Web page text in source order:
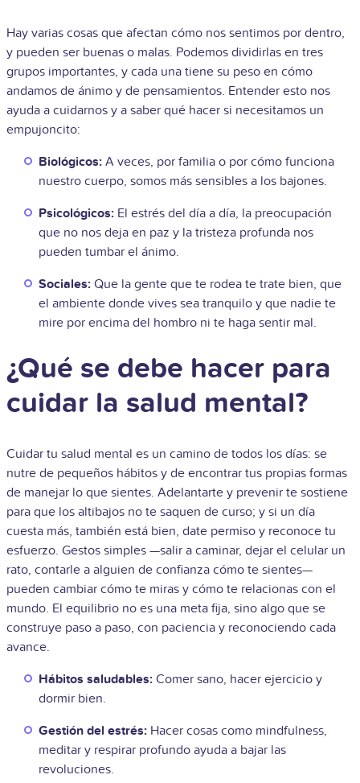
Hay varias cosas que afectan cómo nos sentimos por dentro,
y pueden ser buenas o malas. Podemos dividirlas en tres
grupos importantes, y cada una tiene su peso en cómo
andamos de ánimo y de pensamientos. Entender esto nos
ayuda a cuidarnos y a saber qué hacer si necesitamos un
empujoncito:
Biológicos: A veces, por familia o por cómo funciona
nuestro cuerpo, somos más sensibles a los bajones.
Psicológicos: El estrés del día a día, la preocupación
que no nos deja en paz y la tristeza profunda nos
pueden tumbar el ánimo.
Sociales: Que la gente que te rodea te trate bien, que
el ambiente donde vives sea tranquilo y que nadie te
mire por encima del hombro ni te haga sentir mal.
¿Qué se debe hacer para
cuidar la salud mental?
Cuidar tu salud mental es un camino de todos los días: se
nutre de pequeños hábitos y de encontrar tus propias formas
de manejar lo que sientes. Adelantarte y prevenir te sostiene
para que los altibajos no te saquen de curso; y si un día
cuesta más, también está bien, date permiso y reconoce tu
esfuerzo. Gestos simples —salir a caminar, dejar el celular un
rato, contarle a alguien de confianza cómo te sientes—
pueden cambiar cómo te miras y cómo te relacionas con el
mundo. El equilibrio no es una meta fija, sino algo que se
construye paso a paso, con paciencia y reconociendo cada
avance.
Hábitos saludables: Comer sano, hacer ejercicio y
dormir bien.
Gestión del estrés: Hacer cosas como mindfulness,
meditar y respirar profundo ayuda a bajar las
revoluciones.